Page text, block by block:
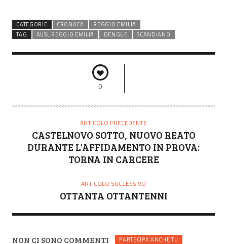
CATEGORIE CRONACA
REGGIO EMILIA
TAG
AUSL REGGIO EMILIA DENGUE SCANDIANO
0
ARTICOLO PRECEDENTE
CASTELNOVO SOTTO, NUOVO REATO
DURANTE L'AFFIDAMENTO IN PROVA:
TORNA IN CARCERE
ARTICOLO SUCCESSIVO
OTTANTA OTTANTENNI
NON CI SONO COMMENTI PARTECIPA ANCHE TU